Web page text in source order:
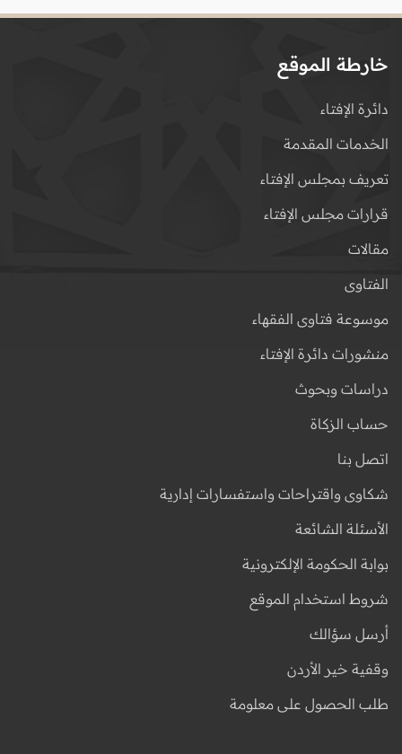
خارطة الموقع
دائرة الإفتاء
الخدمات المقدمة
تعريف بمجلس الإفتاء
قرارات مجلس الإفتاء
مقالات
الفتاوى
موسوعة فتاوى الفقهاء
منشورات دائرة الإفتاء
دراسات وبحوث
حساب الزكاة
اتصل بنا
شكاوى واقتراحات واستفسارات إدارية
الأسئلة الشائعة
بوابة الحكومة الإلكترونية
شروط استخدام الموقع
أرسل سؤالك
وقفية خير الأردن
طلب الحصول على معلومة